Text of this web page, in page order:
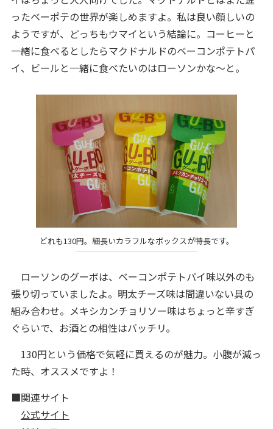
ったベーポテの世界が楽しめますよ。私は良い顔しいの
ようですが、どっちもウマイという結論に。コーヒーと
一緒に食べるとしたらマクドナルドのベーコンポテトパ
イ、ビールと一緒に食べたいのはローソンかな～と。
どれも130円。細長いカラフルなボックスが特長です。
ローソンのグーボは、ベーコンポテトパイ味以外のも
張り切っていましたよ。明太チーズ味は間違いない具の
組み合わせ。メキシカンチョリソー味はちょっと辛すぎ
ぐらいで、お酒との相性はバッチリ。
130円という価格で気軽に買えるのが魅力。小腹が減っ
た時、オススメですよ！
■関連サイト
公式サイト